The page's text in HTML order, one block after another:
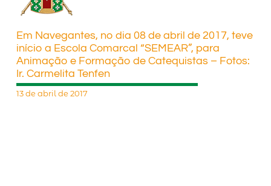
Em Navegantes, no dia 08 de abril de 2017, teve
início a Escola Comarcal “SEMEAR”, para
Animação e Formação de Catequistas – Fotos:
Ir. Carmelita Tenfen
13 de abril de 2017